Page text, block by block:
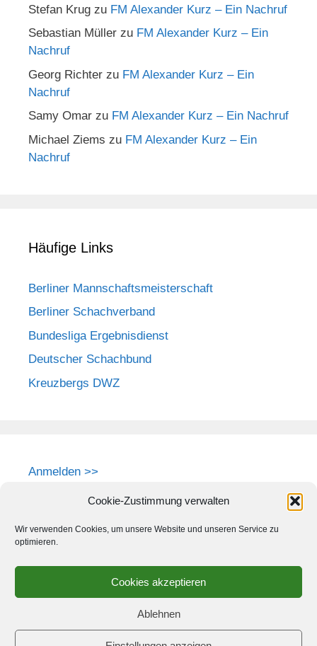
Cookie-Zustimmung verwalten
Wir verwenden Cookies, um unsere Website und unseren Service zu
optimieren.
Cookies akzeptieren
Ablehnen
Stefan Krug zu FM Alexander Kurz – Ein Nachruf
Sebastian Müller zu FM Alexander Kurz – Ein
Nachruf
Georg Richter zu FM Alexander Kurz – Ein
Nachruf
Samy Omar zu FM Alexander Kurz – Ein Nachruf
Michael Ziems zu FM Alexander Kurz – Ein
Nachruf
Häufige Links
Berliner Mannschaftsmeisterschaft
Berliner Schachverband
Bundesliga Ergebnisdienst
Deutscher Schachbund
Kreuzbergs DWZ
Anmelden >>